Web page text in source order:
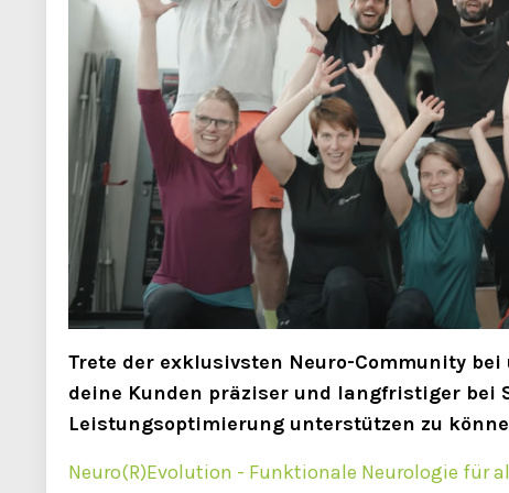
Trete der exklusivsten Neuro-Community
deine Kunden präziser und langfristiger
Leistungsoptimierung unterstützen zu
Neuro(R)Evolution - Funktionale Neurologie für